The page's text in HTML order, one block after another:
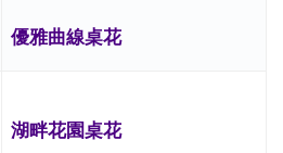
優雅曲線桌花
湖畔花園桌花